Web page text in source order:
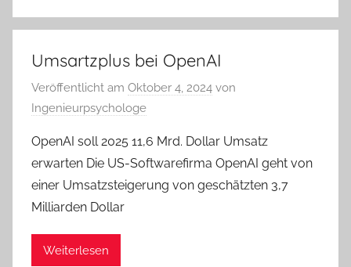
Umsartzplus bei OpenAI
Veröffentlicht am Oktober 4, 2024 von
Ingenieurpsychologe
OpenAI soll 2025 11,6 Mrd. Dollar Umsatz
erwarten Die US-Softwarefirma OpenAI geht von
einer Umsatzsteigerung von geschätzten 3,7
Milliarden Dollar
Weiterlesen